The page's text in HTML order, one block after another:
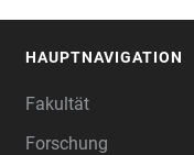
HAUPTNAVIGATION
Fakultät
Forschung